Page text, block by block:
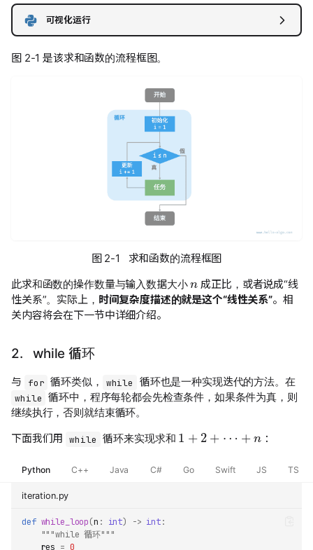
可视化运行
图 2-1 是该求和函数的流程框图。
图 2-1 求和函数的流程框图
此求和函数的操作数量与输入数据大小
n
成正比，或者说成“线
性关系”。实际上， 时间复杂度描述的就是这个“线性关系”。相
关内容将会在下一节中详细介绍。
2. while 循环
与 for 循环类似， while 循环也是一种实现迭代的方法。在
while 循环中，程序每轮都会先检查条件，如果条件为真，则
继续执行，否则就结束循环。
下面我们用
while 循环来实现求和 ：
Python C++ Java C# Go Swift JS TS
iteration.py
def while_loop(n : int) -> int:
"""while 循环"""
res = 0